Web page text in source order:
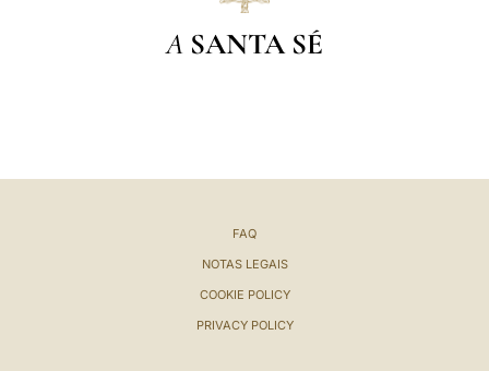
A SANTA SÉ
FAQ
NOTAS LEGAIS
COOKIE POLICY
PRIVACY POLICY